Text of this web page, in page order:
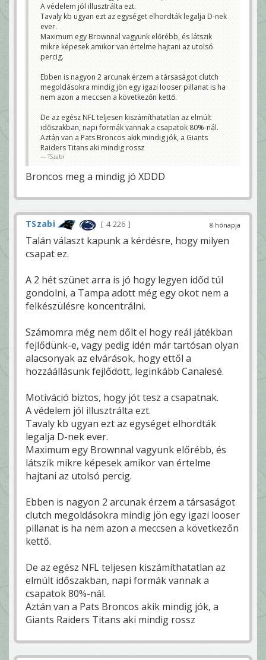
A védelem jól illusztrálta ezt.
Tavaly kb ugyan ezt az egységet elhordták legalja D-nek
ever.
Maximum egy Brownnal vagyunk előrébb, és látszik
mikre képesek amikor van értelme hajtani az utolsó
percig.
Ebben is nagyon 2 arcunak érzem a társaságot clutch
megoldásokra mindig jön egy igazi looser pillanat is ha
nem azon a meccsen a következőn kettő.
De az egész NFL teljesen kiszámíthatatlan az elmúlt
időszakban, napi formák vannak a csapatok 80%-nál.
Aztán van a Pats Broncos akik mindig jók, a Giants
Raiders Titans aki mindig rossz
TSzabi
Broncos meg a mindig jó XDDD
8 hónapja
TSzabi 4 226
Talán választ kapunk a kérdésre, hogy milyen
csapat ez.
A 2 hét szünet arra is jó hogy legyen időd túl
gondolni, a Tampa adott még egy okot nem a
felkészülésre koncentrálni.
Számomra még nem dőlt el hogy reál játékban
fejlődünk-e, vagy pedig idén már tartósan olyan
alacsonyak az elvárások, hogy ettől a
hozzáállásunk fejlődött, leginkább Canalesé.
Motiváció biztos, hogy jót tesz a csapatnak.
A védelem jól illusztrálta ezt.
Tavaly kb ugyan ezt az egységet elhordták
legalja D-nek ever.
Maximum egy Brownnal vagyunk előrébb, és
látszik mikre képesek amikor van értelme
hajtani az utolsó percig.
Ebben is nagyon 2 arcunak érzem a társaságot
clutch megoldásokra mindig jön egy igazi looser
pillanat is ha nem azon a meccsen a következőn
kettő.
De az egész NFL teljesen kiszámíthatatlan az
elmúlt időszakban, napi formák vannak a
csapatok 80%-nál.
Aztán van a Pats Broncos akik mindig jók, a
Giants Raiders Titans aki mindig rossz